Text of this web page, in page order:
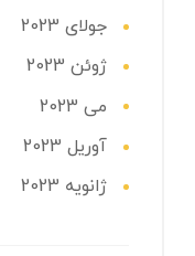
جولای 2023
ژوئن 2023
می 2023
آوریل 2023
ژانویه 2023